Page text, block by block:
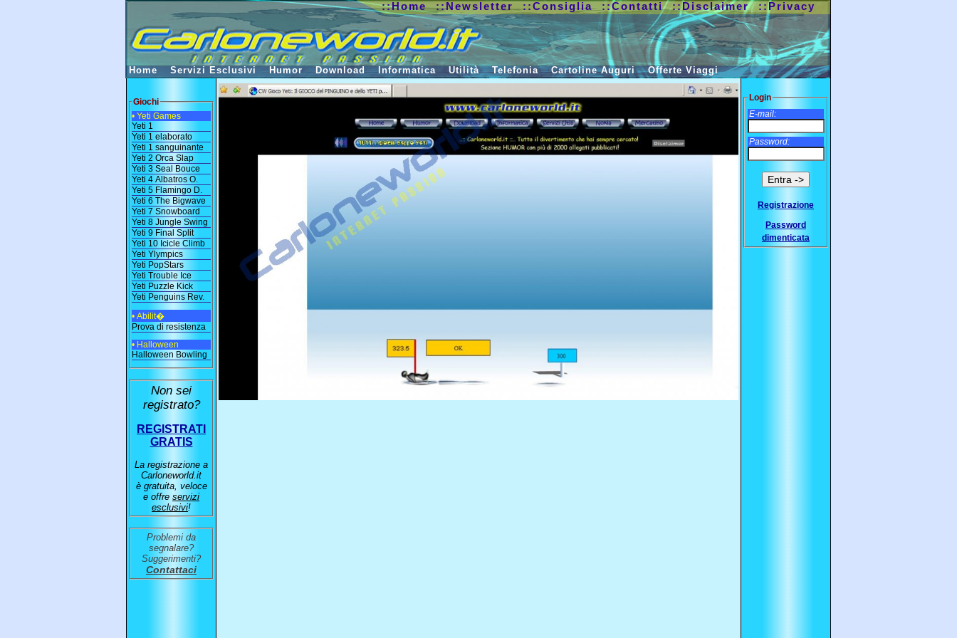
Giochi
• Yeti Games
Yeti 1
Yeti 1 elaborato
Yeti 1 sanguinante
Yeti 2 Orca Slap
Yeti 3 Seal Bouce
Yeti 4 Albatros O.
Yeti 5 Flamingo D.
Yeti 6 The Bigwave
Yeti 7 Snowboard
Yeti 8 Jungle Swing
Yeti 9 Final Split
Yeti 10 Icicle Climb
Yeti Ylympics
Yeti PopStars
Yeti Trouble Ice
Yeti Puzzle Kick
Yeti Penguins Rev.
• Abilit�
Prova di resistenza
• Halloween
Halloween Bowling
Non sei
registrato?
REGISTRATI
GRATIS
La registrazione a
Carloneworld.it
è gratuita, veloce
e offre servizi
esclusivi!
Problemi da
segnalare?
Suggerimenti?
Contattaci
Login
E-mail:
Password:
Registrazione
Password
dimenticata
::Home ::Newsletter ::Consiglia ::Contatti ::Disclaimer ::Privacy
Home Servizi Esclusivi Humor Download Informatica Utilità Telefonia Cartoline Auguri Offerte Viaggi